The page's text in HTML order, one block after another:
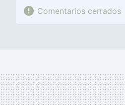
Comentarios cerrados